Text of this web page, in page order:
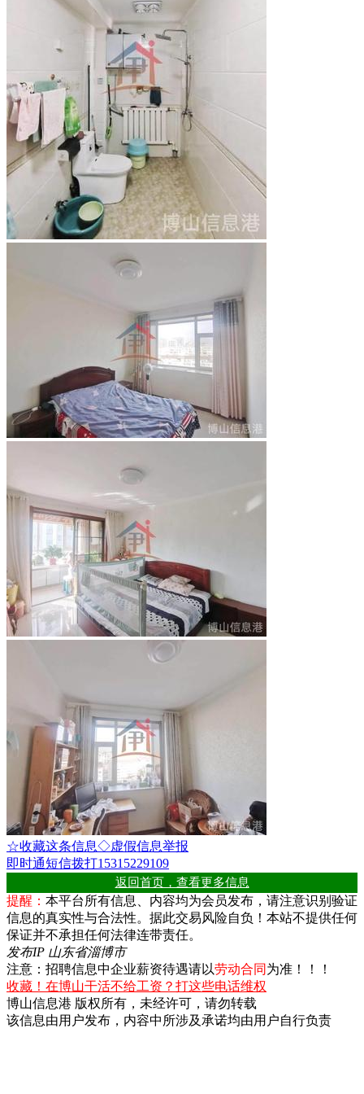
☆收藏这条信息◇虚假信息举报
即时通短信拨打15315229109
返回首页，查看更多信息
提醒： 本平台所有信息、内容均为会员发布，请注意识别验证
信息的真实性与合法性。据此交易风险自负！本站不提供任何
保证并不承担任何法律连带责任。
发布IP 山东省淄博市
注意：招聘信息中企业薪资待遇请以劳动合同 为准！！！
收藏！在博山干活不给工资？打这些电话维权
博山信息港 版权所有，未经许可，请勿转载
该信息由用户发布，内容中所涉及承诺均由用户自行负责